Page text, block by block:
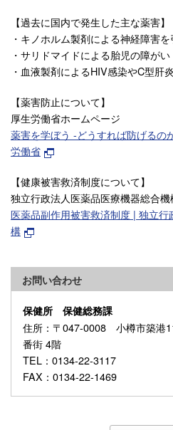
【過去に国内で発生した主な薬害】
・キノホルム製剤による神経障害
・サリドマイドによる胎児の障がい
・血液製剤によるHIV感染やC型
【薬害防止について】
厚生労働省ホームページ
薬害を学ぼう -どうすれば防げるの
労働省
【健康被害救済制度について】
独立行政法人医薬品医療機器総合
医薬品副作用被害救済制度 | 独立
構
お問い合わせ
保健所 保健総務課
住所 ：〒047-0008 小樽市築港
番街 4階
TEL ：0134-22-3117
FAX ：0134-22-1469